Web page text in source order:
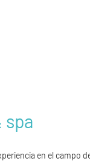
spa
en el campo